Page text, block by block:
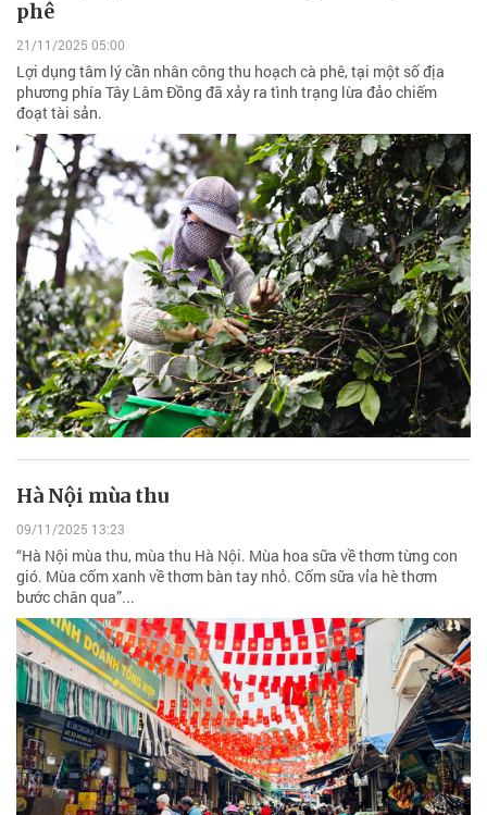
phê
21/11/2025 05:00
Lợi dụng tâm lý cần nhân công thu hoạch cà phê, tại một số địa
phương phía Tây Lâm Đồng đã xảy ra tình trạng lừa đảo chiếm
đoạt tài sản.
Hà Nội mùa thu
09/11/2025 13:23
“Hà Nội mùa thu, mùa thu Hà Nội. Mùa hoa sữa về thơm từng con
gió. Mùa cốm xanh về thơm bàn tay nhỏ. Cốm sữa vỉa hè thơm
bước chân qua”...